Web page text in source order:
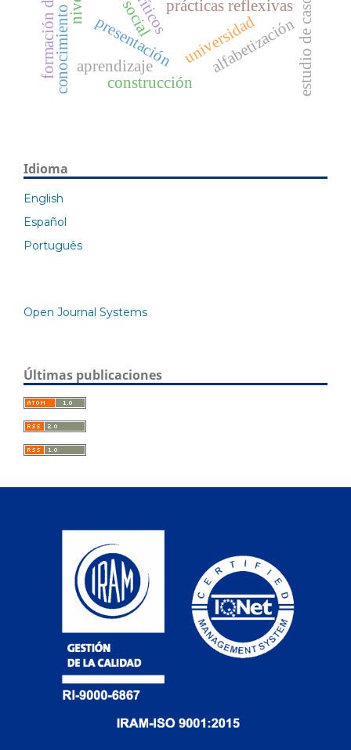
presentación
prácticas reflexivas
aprendizaje
conocimiento construcción
universidad estudio de caso
alfabetización
Idioma
English
Español
Português
Open Journal Systems
Últimas publicaciones